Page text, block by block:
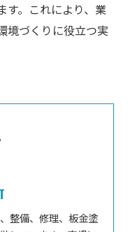
す。これにより、業
境づくりに役立つ実
整備、修理、板金塗